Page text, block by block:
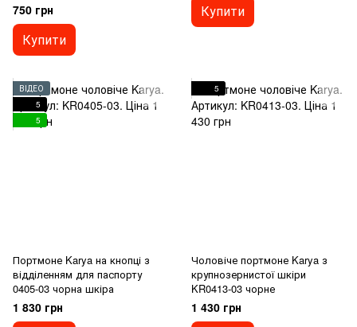
750 грн
Купити
Купити
ВІДЕО
5
5
Портмоне Karya на кнопці з
відділенням для паспорту
0405-03 чорна шкіра
1 830 грн
5
Чоловіче портмоне Karya з
крупнозернистої шкіри
KR0413-03 чорне
1 430 грн